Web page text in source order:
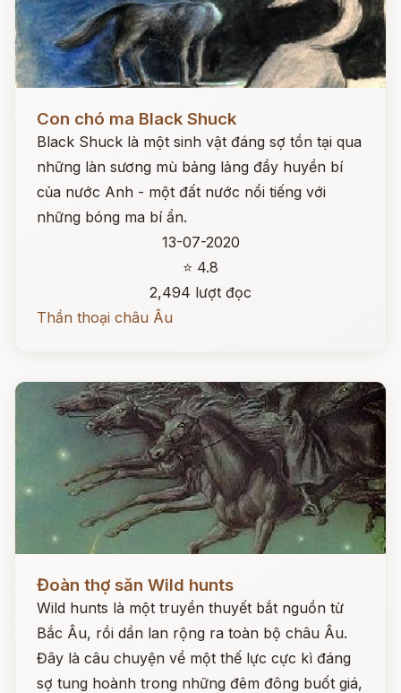
Con chó ma Black Shuck
Black Shuck là một sinh vật đáng sợ tồn tại qua
những làn sương mù bảng lảng đầy huyền bí
của nước Anh - một đất nước nổi tiếng với
những bóng ma bí ẩn.
13-07-2020
⭐ 4.8
2,494 lượt đọc
Thần thoại châu Âu
Đoàn thợ săn Wild hunts
Wild hunts là một truyền thuyết bắt nguồn từ
Bắc Âu, rồi dần lan rộng ra toàn bộ châu Âu.
Đây là câu chuyện về một thế lực cực kì đáng
sợ tung hoành trong những đêm đông buốt giá,